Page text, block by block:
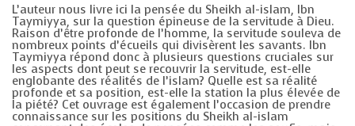
L’auteur nous livre ici la pensée du Sheikh al-islam, Ibn
Taymiyya, sur la question épineuse de la servitude à Dieu.
Raison d’être profonde de l’homme, la servitude souleva de
nombreux points d’écueils qui divisèrent les savants. Ibn
Taymiyya répond donc à plusieurs questions cruciales sur
les aspects dont peut se recouvrir la servitude, est-elle
englobante des réalités de l’islam? Quelle est sa réalité
profonde et sa position, est-elle la station la plus élevée de
la piété? Cet ouvrage est également l’occasion de prendre
connaissance sur les positions du Sheikh al-islam